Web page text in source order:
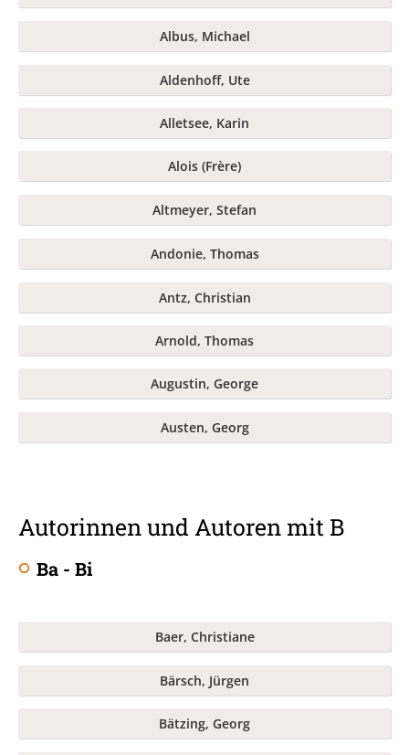
Albus, Michael
Aldenhoff, Ute
Alletsee, Karin
Alois (Frère)
Altmeyer, Stefan
Andonie, Thomas
Antz, Christian
Arnold, Thomas
Augustin, George
Austen, Georg
Autorinnen und Autoren mit B
Ba - Bi
Baer, Christiane
Bärsch, Jürgen
Bätzing, Georg